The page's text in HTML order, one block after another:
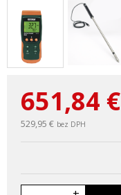
651,84 €
529,95 € bez DPH